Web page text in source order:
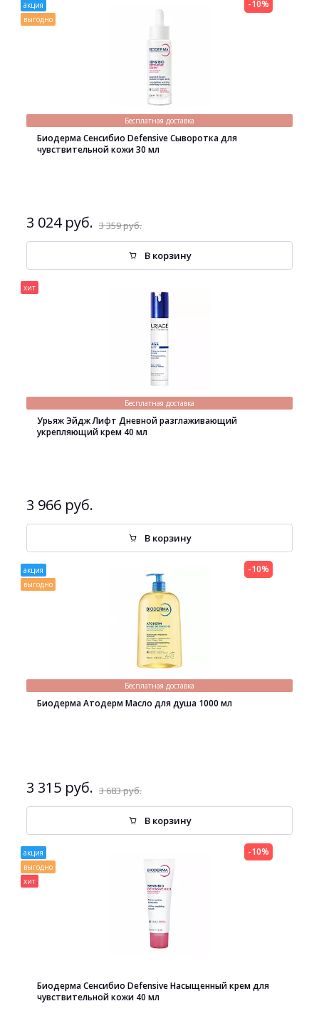
акция
выгодно
Бесплатная доставка
Биодерма Сенсибио Defensive Сыворотка для
чувствительной кожи 30 мл
3 024 руб. 3 359 руб.
-10%
В корзину
хит
Бесплатная доставка
Урьяж Эйдж Лифт Дневной разглаживающий
укрепляющий крем 40 мл
3 966 руб.
В корзину
акция
выгодно
Бесплатная доставка
Биодерма Атодерм Масло для душа 1000 мл
3 315 руб. 3 683 руб.
-10%
В корзину
акция
выгодно
хит
Биодерма Сенсибио Defensive Насыщенный крем для
чувствительной кожи 40 мл
-10%